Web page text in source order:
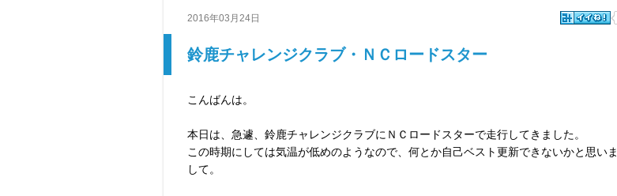
2016年03月24日
鈴鹿チャレンジクラブ・ＮＣロードスター
こんばんは。
本日は、急遽、鈴鹿チャレンジクラブにＮＣロードスターで走行してきました。
この時期にしては気温が低めのようなので、何とか自己ベスト更新できないかと思いま
して。